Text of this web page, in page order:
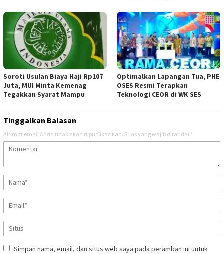
Soroti Usulan Biaya Haji Rp107
Juta, MUI Minta Kemenag
Tegakkan Syarat Mampu
Optimalkan Lapangan Tua, PHE
OSES Resmi Terapkan
Teknologi CEOR di WK SES
Tinggalkan Balasan
Alamat email Anda tidak akan dipublikasikan. Ruas yang wajib ditandai *
Simpan nama, email, dan situs web saya pada peramban ini untuk